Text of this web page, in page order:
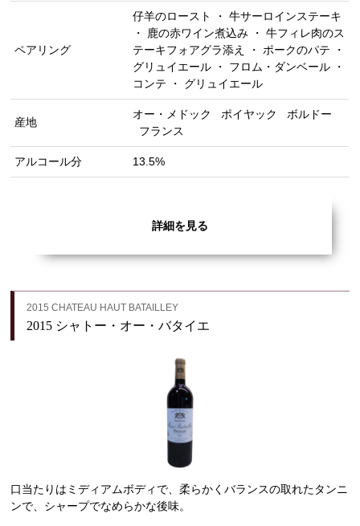
ペアリング
仔羊のロースト ・ 牛サーロインステーキ
・ 鹿の赤ワイン煮込み ・ 牛フィレ肉のス
テーキフォアグラ添え ・ ポークのパテ ・
グリュイエール ・ フロム・ダンベール ・
コンテ ・ グリュイエール
産地
オー・メドック ポイヤック
ボルドー
フランス
アルコール分 13.5%
詳細を見る
2015 CHATEAU HAUT BATAILLEY
2015 シャトー・オー・バタイエ
口当たりはミディアムボディで、柔らかくバランスの取れたタンニ
ンで、シャープでなめらかな後味。